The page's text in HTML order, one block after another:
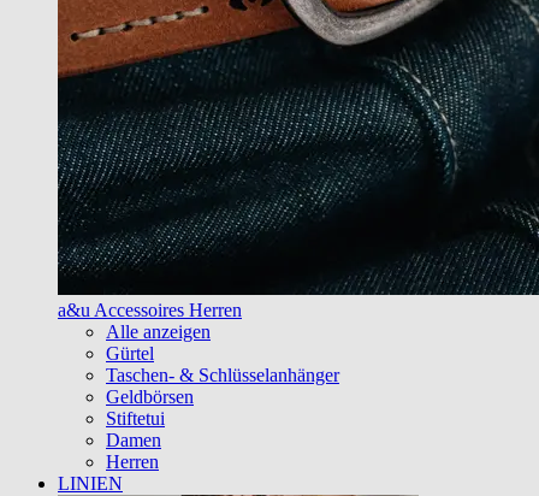
a&u Accessoires Herren
Alle anzeigen
Gürtel
Taschen- & Schlüsselanhänger
Geldbörsen
Stiftetui
Damen
Herren
LINIEN